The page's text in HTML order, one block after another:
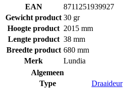
EAN
8711251939927
Gewicht product 30 gr
Hoogte product 2015 mm
Lengte product 38 mm
Breedte product 680 mm
Merk
Lundia
Algemeen
Type
Draaideur